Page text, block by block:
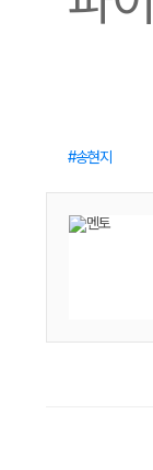
송현지